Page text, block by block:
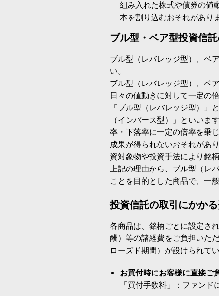
組み入れた株式や債券の値
本を割り込むおそれがあり
ブル型・ベア型投資信
ブル型（レバレッジ型）、ベ
い。
ブル型（レバレッジ型）、ベ
日々の値動きに対して一定の
「ブル型（レバレッジ型）」
（インバース型）」といいま
率・下落率に一定の倍率を乗
成果が得られないおそれがあ
資対象物や投資手法により銘
上記の理由から、ブル型（レ
ことを目的とした商品で、一
投資信託の取引にかか
各商品は、銘柄ごとに設定さ
酬）等の諸経費をご負担いた
ローズド期間）が設けられて
お買付時にお客様に直接ご
「買付手数料」：ファンド